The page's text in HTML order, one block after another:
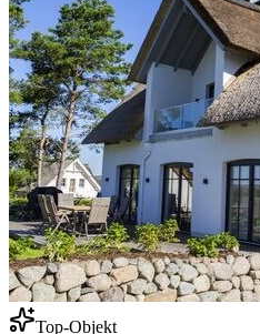
Top-Objekt